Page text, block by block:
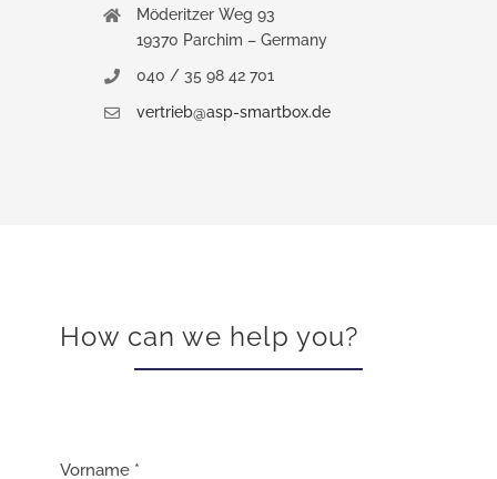
Möderitzer Weg 93
19370 Parchim – Germany
040 / 35 98 42 701
vertrieb@asp-smartbox.de
How can we help you?
Vorname *